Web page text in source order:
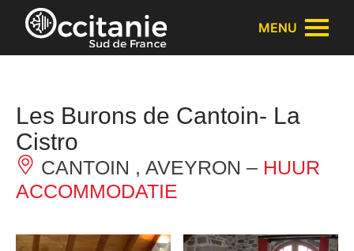
Cookies beheer paneel
MENU
Les Burons de Cantoin- La
Cistro
CANTOIN , AVEYRON – HUUR
ACCOMMODATIE